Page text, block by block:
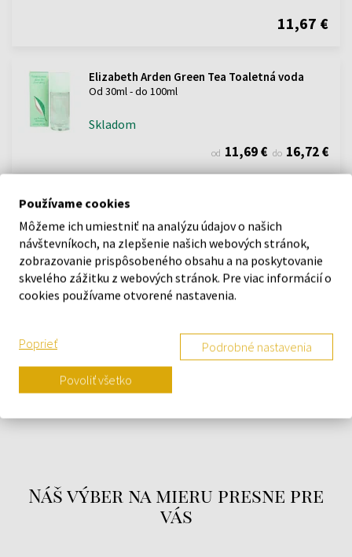
11,67 €
Elizabeth Arden Green Tea Toaletná voda
Od 30ml - do 100ml
Skladom
od 11,69 € do 16,72 €
POPIS
Osviežujúca a povzbudzujúca vôňa s akordmi zeleného čaju. Green
Tea (zelený čaj) dodáva energiu a povznáša telo, podráždi Vaše
zmysly, pozdvihne náladu, okolie okamžite zaznamená Vašu novú
DETAILY
Náš výber na mieru presne pre
vás
Používame cookies
Môžeme ich umiestniť na analýzu údajov o našich
návštevníkoch, na zlepšenie našich webových stránok,
zobrazovanie prispôsobeného obsahu a na poskytovanie
skvelého zážitku z webových stránok. Pre viac informácií o
cookies používame otvorené nastavenia.
Poprieť Podrobné nastavenia
Povoliť všetko